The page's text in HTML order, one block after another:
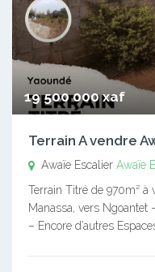
19 500 000 xaf
Terrain A vendre
Awaïe Escalier Awaïe
Terrain Titré de 970m² à
Manassa, vers Ngoantet
– Encore d’autres